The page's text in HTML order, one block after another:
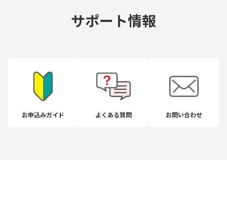
サポート情報
お申込みガイド よくある質問 お問い合わせ